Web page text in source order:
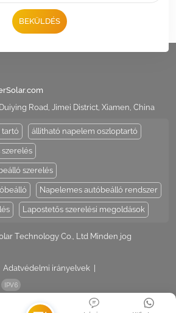
BEKÜLDÉS
Road, Jimei District, Xiamen, China
tartó állítható napelem oszloptartó
szerelés
Napelemes autóbeálló rendszer
Lapostetős szerelési megoldások
Technology Co., Ltd Minden jog
Adatvédelmi irányelvek